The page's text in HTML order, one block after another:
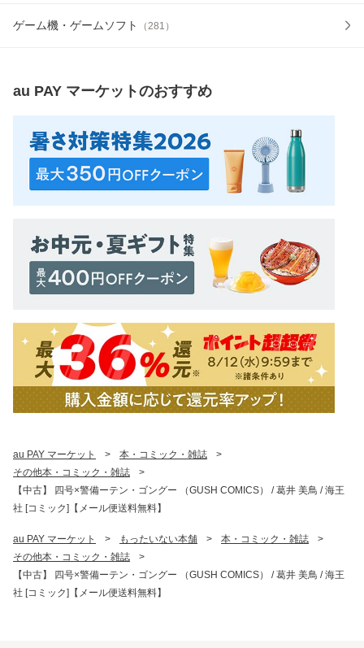
ゲーム機・ゲームソフト （281 ）
au PAY マーケットのおすすめ
au PAY マーケット > 本・コミック・雑誌
>
その他本・コミック・雑誌
>
【中古】 四号×警備ーテン・ゴングー （GUSH COMICS） / 葛井 美鳥 / 海王
社 [コミック]【メール便送料無料】
au PAY マーケット > もったいない本舗 > 本・コミック・雑誌
>
その他本・コミック・雑誌
>
【中古】 四号×警備ーテン・ゴングー （GUSH COMICS） / 葛井 美鳥 / 海王
社 [コミック]【メール便送料無料】